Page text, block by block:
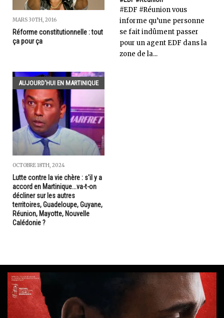
MARS 30TH, 2016
Réforme constitutionnelle : tout
ça pour ça
#EDF #Réunion vous
informe qu’une personne
se fait indûment passer
pour un agent EDF dans la
zone de la...
AUJOURD'HUI EN MARTINIQUE
OCTOBRE 18TH, 2024
Lutte contre la vie chère : s'il y a
accord en Martinique...va-t-on
décliner sur les autres
territoires, Guadeloupe, Guyane,
Réunion, Mayotte, Nouvelle
Calédonie ?